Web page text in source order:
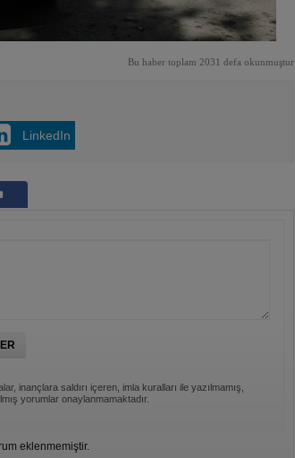
Bu haber toplam 2031 defa okunmuştur
LinkedIn
inançlara saldırı içeren, imla kuralları ile yazılmamış,
yorumlar onaylanmamaktadır.
eklenmemiştir.